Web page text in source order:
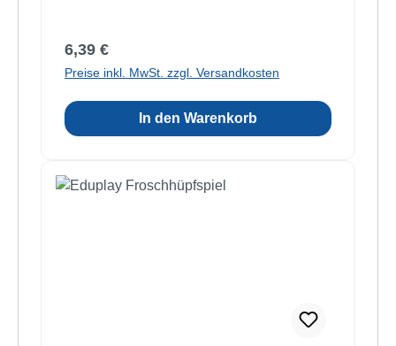
Regulärer Preis:
6,39 €
Preise inkl. MwSt. zzgl. Versandkosten
In den Warenkorb